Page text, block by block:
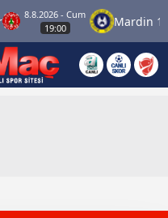
8.8.2026 - Cum
19:00
Mardin